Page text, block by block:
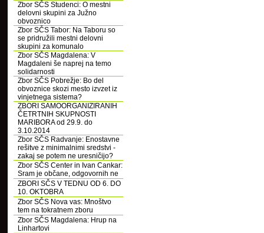
Zbor SČS Studenci: O mestni
delovni skupini za Južno
obvoznico
Zbor SČS Tabor: Na Taboru so
se pridružili mestni delovni
skupini za komunalo
Zbor SČS Magdalena: V
Magdaleni še naprej na temo
solidarnosti
Zbor SČS Pobrežje: Bo del
obvoznice skozi mesto izvzet iz
vinjetnega sistema?
ZBORI SAMOORGANIZIRANIH
ČETRTNIH SKUPNOSTI
MARIBORA od 29.9. do
3.10.2014
Zbor SČS Radvanje: Enostavne
rešitve z minimalnimi sredstvi -
zakaj se potem ne uresničijo?
Zbor SČS Center in Ivan Cankar:
Sram je občane, odgovornih ne
ZBORI SČS V TEDNU OD 6. DO
10. OKTOBRA
Zbor SČS Nova vas: Mnoštvo
tem na tokratnem zboru
Zbor SČS Magdalena: Hrup na
Linhartovi